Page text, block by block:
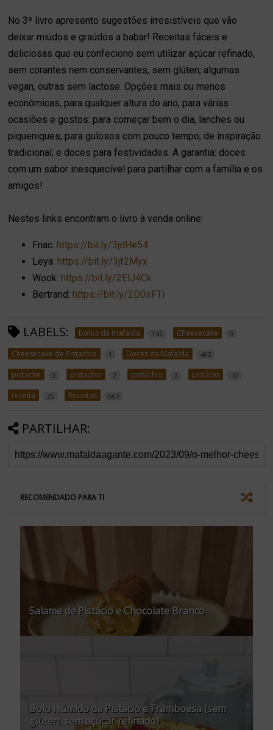
No 3º livro apresento sugestões irresistíveis que vão
deixar miúdos e graúdos a babar! Receitas fáceis e
deliciosas que eu confeciono sem utilizar açúcar refinado,
sem corantes nem conservantes, sem glúten; algumas
vegan, outras sem lactose. Opções mais ou menos
económicas, para qualquer altura do ano, para várias
ocasiões e gostos: para começar bem o dia, lanches ou
piqueniques; para gulosos com pouco tempo; de inspiração
tradicional; e doces para festividades. A garantia: doces
com um sabor inesquecível para partilhar com a família e os
amigos!
Nestes links encontram o livro à venda online:
Fnac: https://bit.ly/3jdHe54
Leya: https://bit.ly/3jf2Myx
Wook: https://bit.ly/2ElJ4Ck
Bertrand: https://bit.ly/2D0sFTi
LABELS: bolos da mafalda 142 Cheesecake 9
Cheesecake de Pistachio 1 Doces da Mafalda 462
pistache 5 pistachio 7 pistáchio 3 pistácio 10
receita 25 Receitas 663
PARTILHAR:
RECOMENDADO PARA TI
Salame de Pistácio e Chocolate Branco
Bolo Húmido de Pistácio e Framboesa (sem
glúten, sem açúcar refinado)